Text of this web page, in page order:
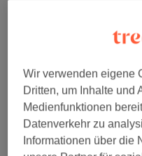
Auf
Wir verwenden eigene
Dritten, um Inhalte und
Medienfunktionen
Datenverkehr zu
Informationen über die